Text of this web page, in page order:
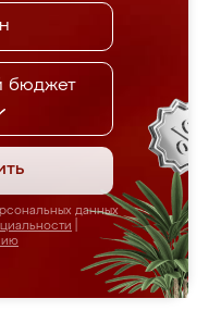
бюджет
данных